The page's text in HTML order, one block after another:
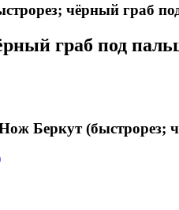
чёрный граб
граб под
Беркут (быстрорез;